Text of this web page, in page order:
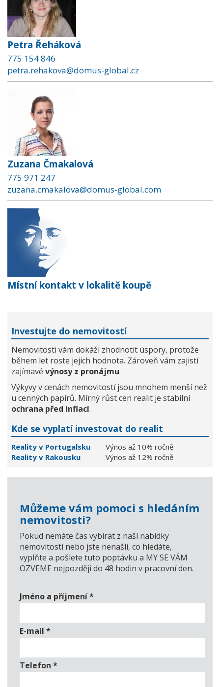
Petra Řeháková
775 154 846
petra.rehakova@domus-global.cz
Zuzana Čmakalová
775 971 247
zuzana.cmakalova@domus-global.com
Místní kontakt v lokalitě koupě
Investujte do nemovitostí
Nemovitosti vám dokáží zhodnotit úspory, protože
během let roste jejich hodnota. Zároveň vám zajistí
zajímavé výnosy z pronájmu.
Výkyvy v cenách nemovitostí jsou mnohem menší než
u cenných papírů. Mírný růst cen realit je stabilní
ochrana před inflací.
Kde se vyplatí investovat do realit
Reality v Portugalsku
Výnos až 10% ročně
Reality v Rakousku
Výnos až 12% ročně
Můžeme vám pomoci s hledáním
nemovitosti?
Pokud nemáte čas vybírat z naší nabídky
nemovitostí nebo jste nenašli, co hledáte,
vyplňte a pošlete tuto poptávku a MY SE VÁM
OZVEME nejpozději do 48 hodin v pracovní den.
Jméno a příjmení*
E-mail *
Telefon *